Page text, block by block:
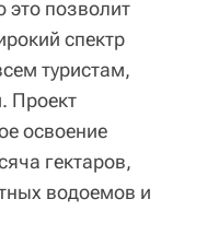
это позволит
спектр
туристам,
Проект
освоение
гектаров,
водоемов и